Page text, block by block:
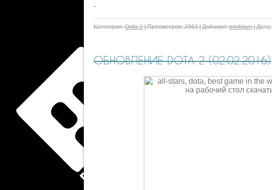
Категория: Dota 2|Просмотров: 2063|Добавил: mishgun|Дата:
ОБНОВЛЕНИЕ DOTA 2 (02.02.2016)